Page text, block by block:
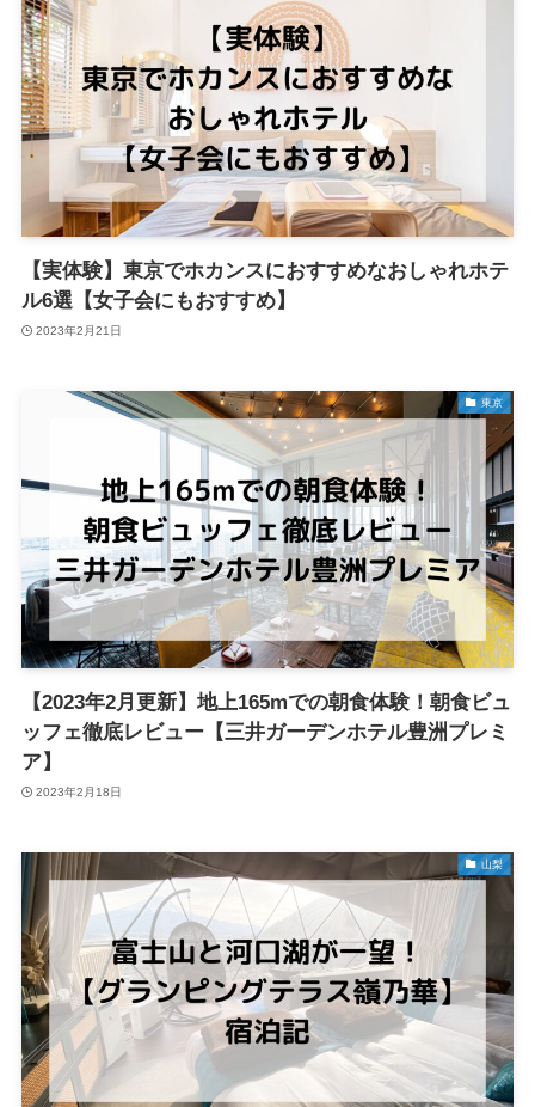
【実体験】東京でホカンスにおすすめなおしゃれホテ
ル6選【女子会にもおすすめ】
2023年2月21日
東京
【2023年2月更新】地上165mでの朝食体験！朝食ビュ
ッフェ徹底レビュー【三井ガーデンホテル豊洲プレミ
ア】
2023年2月18日
山梨